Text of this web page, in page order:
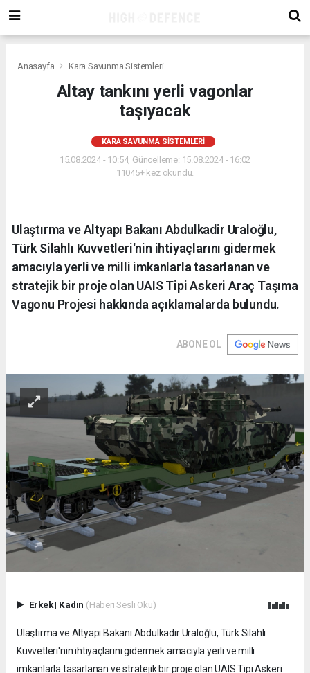
Anasayfa Kara Savunma Sistemleri
Altay tankını yerli vagonlar
taşıyacak
KARA SAVUNMA SISTEMLERI
15.08.2024 - 10:54, Güncelleme: 15.08.2024 - 16:02
11045+ kez okundu.
Ulaştırma ve Altyapı Bakanı Abdulkadir Uraloğlu,
Türk Silahlı Kuvvetleri'nin ihtiyaçlarını gidermek
amacıyla yerli ve milli imkanlarla tasarlanan ve
stratejik bir proje olan UAIS Tipi Askeri Araç Taşıma
Vagonu Projesi hakkında açıklamalarda bulundu.
ABONE OL
Erkek| Kadın (Haberi Sesli Oku)
Ulaştırma ve Altyapı Bakanı Abdulkadir Uraloğlu, Türk Silahlı
Kuvvetleri'nin ihtiyaçlarını gidermek amacıyla yerli ve milli
imkanlarla tasarlanan ve stratejik bir proje olan UAIS Tipi Askeri